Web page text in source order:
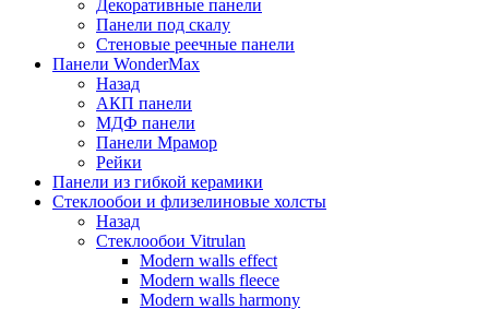
Декоративные панели
Панели под скалу
Стеновые реечные панели
Панели WonderMax
Назад
АКП панели
МДФ панели
Панели Мрамор
Рейки
Панели из гибкой керамики
Стеклообои и флизелиновые холсты
Назад
Стеклообои Vitrulan
Modern walls effect
Modern walls fleece
Modern walls harmony